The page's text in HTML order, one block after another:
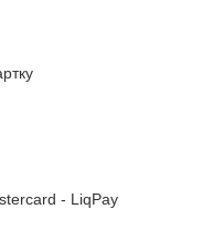
- LiqPay